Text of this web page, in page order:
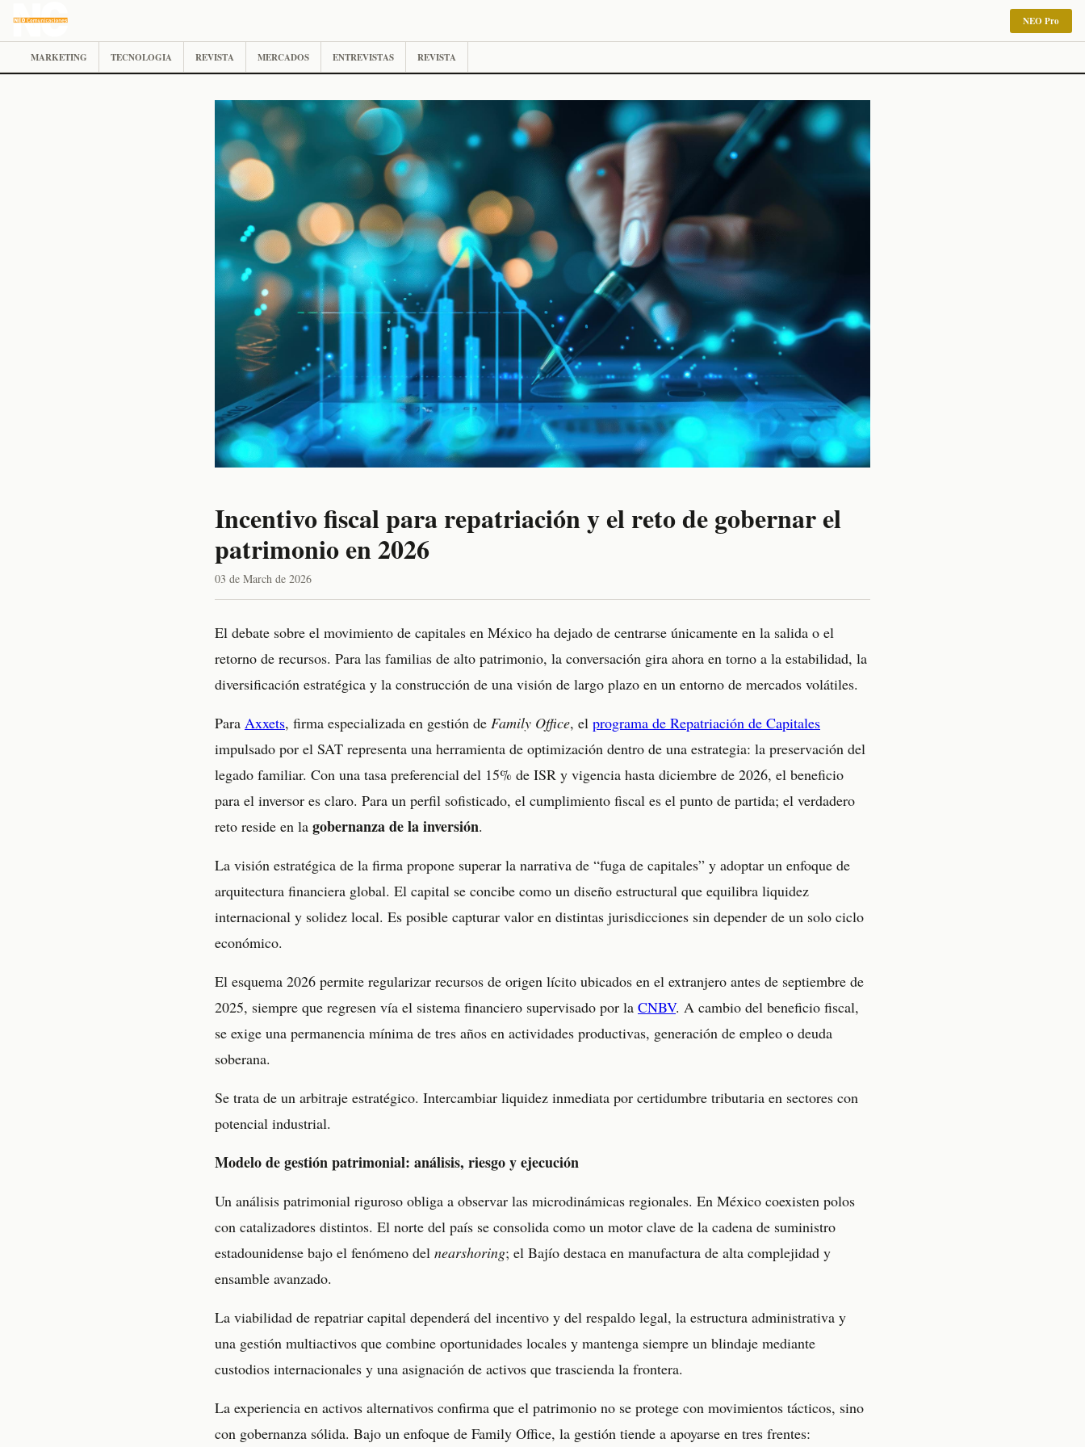
NEO Pro
MARKETING TECNOLOGIA REVISTA MERCADOS ENTREVISTAS REVISTA
Incentivo fiscal para repatriación y el reto de gobernar el
patrimonio en 2026
03 de March de 2026
El debate sobre el movimiento de capitales en México ha dejado de centrarse únicamente en la salida o el
retorno de recursos. Para las familias de alto patrimonio, la conversación gira ahora en torno a la estabilidad, la
diversificación estratégica y la construcción de una visión de largo plazo en un entorno de mercados volátiles.
Para Axxets, firma especializada en gestión de Family Office, el programa de Repatriación de Capitales
impulsado por el SAT representa una herramienta de optimización dentro de una estrategia: la preservación del
legado familiar. Con una tasa preferencial del 15% de ISR y vigencia hasta diciembre de 2026, el beneficio
para el inversor es claro. Para un perfil sofisticado, el cumplimiento fiscal es el punto de partida; el verdadero
reto reside en la gobernanza de la inversión.
La visión estratégica de la firma propone superar la narrativa de “fuga de capitales” y adoptar un enfoque de
arquitectura financiera global. El capital se concibe como un diseño estructural que equilibra liquidez
internacional y solidez local. Es posible capturar valor en distintas jurisdicciones sin depender de un solo ciclo
económico.
El esquema 2026 permite regularizar recursos de origen lícito ubicados en el extranjero antes de septiembre de
2025, siempre que regresen vía el sistema financiero supervisado por la CNBV. A cambio del beneficio fiscal,
se exige una permanencia mínima de tres años en actividades productivas, generación de empleo o deuda
soberana.
Se trata de un arbitraje estratégico. Intercambiar liquidez inmediata por certidumbre tributaria en sectores con
potencial industrial.
Modelo de gestión patrimonial: análisis, riesgo y ejecución
Un análisis patrimonial riguroso obliga a observar las microdinámicas regionales. En México coexisten polos
con catalizadores distintos. El norte del país se consolida como un motor clave de la cadena de suministro
estadounidense bajo el fenómeno del nearshoring; el Bajío destaca en manufactura de alta complejidad y
ensamble avanzado.
La viabilidad de repatriar capital dependerá del incentivo y del respaldo legal, la estructura administrativa y
una gestión multiactivos que combine oportunidades locales y mantenga siempre un blindaje mediante
custodios internacionales y una asignación de activos que trascienda la frontera.
La experiencia en activos alternativos confirma que el patrimonio no se protege con movimientos tácticos, sino
con gobernanza sólida. Bajo un enfoque de Family Office, la gestión tiende a apoyarse en tres frentes: